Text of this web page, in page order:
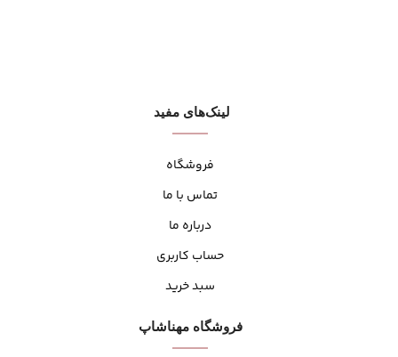
لینک‌های مفید
فروشگاه
تماس با ما
درباره ما
حساب کاربری
سبد خرید
فروشگاه مهنا‌شاپ